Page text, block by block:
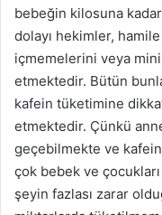
bebeğin kilosuna
dolayı hekimler,
içmemelerini veya
etmektedir. Bütün
kafein tüketimine
etmektedir. Çünkü
geçebilmekte ve
çok bebek ve
şeyin fazlası zarar